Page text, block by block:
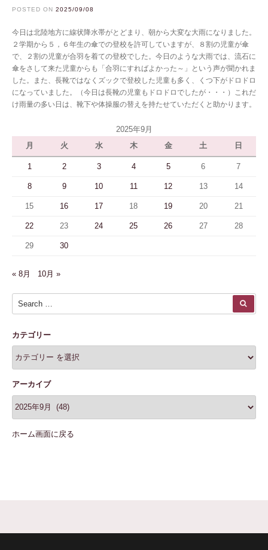
POSTED ON 2025/09/08
今日は北陸地方に線状降水帯がとどまり、朝から大変な大雨になりました。
２学期から５，６年生の傘での登校を許可していますが、８割の児童が傘
で、２割の児童が合羽を着ての登校でした。今日のような大雨では、流石に
傘をさして来た児童からも「合羽にすればよかった～」という声が聞かれま
した。また、長靴ではなくズックで登校した児童も多く、くつ下がドロドロ
になっていました。（今日は長靴の児童もドロドロでしたが・・・）これだ
け雨量の多い日は、靴下や体操服の替えを持たせていただくと助かります。
2025年9月
月
火 水 木 金 土 日
1 2 3 4 5 6 7
8 9 10 11 12 13 14
15 16 17 18 19 20 21
22 23 24 25 26 27 28
29 30
« 8月 10月 »
Search for:
カテゴリー
アーカイブ
ホーム画面に戻る